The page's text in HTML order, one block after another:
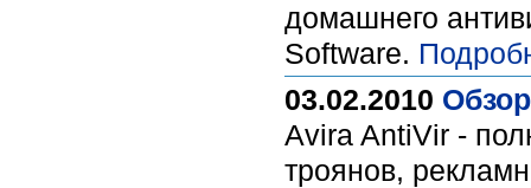
домашнего
Software.
03.02.2010
Avira AntiVir -
троянов,